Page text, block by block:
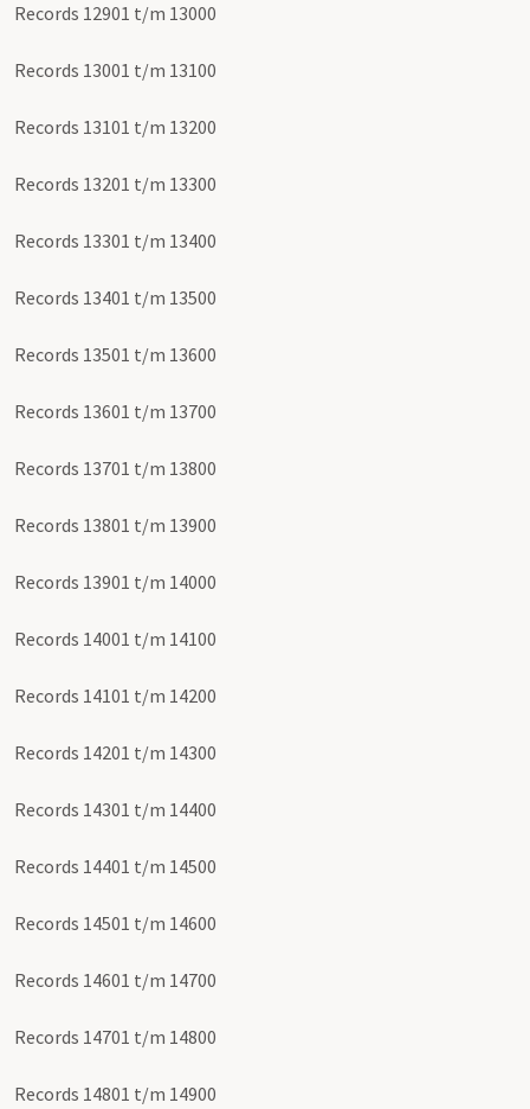
Records 12901 t/m 13000
Records 13001 t/m 13100
Records 13101 t/m 13200
Records 13201 t/m 13300
Records 13301 t/m 13400
Records 13401 t/m 13500
Records 13501 t/m 13600
Records 13601 t/m 13700
Records 13701 t/m 13800
Records 13801 t/m 13900
Records 13901 t/m 14000
Records 14001 t/m 14100
Records 14101 t/m 14200
Records 14201 t/m 14300
Records 14301 t/m 14400
Records 14401 t/m 14500
Records 14501 t/m 14600
Records 14601 t/m 14700
Records 14701 t/m 14800
Records 14801 t/m 14900